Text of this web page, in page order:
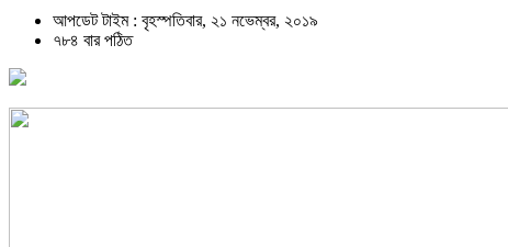
আপডেট টাইম : বৃহস্পতিবার, ২১ নভেম্বর, ২০১৯
৭৮৪ বার পঠিত